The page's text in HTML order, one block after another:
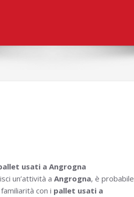
usati a Angrogna
un’attività a Angrogna, è probabile
con i pallet usati a